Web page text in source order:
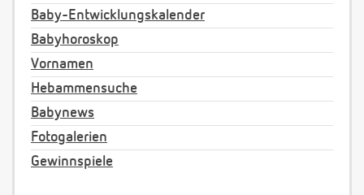
Baby-Entwicklungskalender
Babyhoroskop
Vornamen
Hebammensuche
Babynews
Fotogalerien
Gewinnspiele